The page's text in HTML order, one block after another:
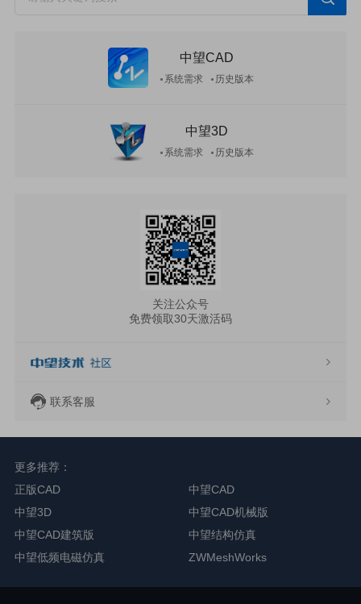
中望CAD
系统需求 历史版本
中望3D
系统需求 历史版本
关注公众号
免费领取30天激活码
联系客服
更多推荐：
正版CAD
中望CAD
中望3D
中望CAD机械版
中望CAD建筑版
中望结构仿真
中望低频电磁仿真
ZWMeshWorks